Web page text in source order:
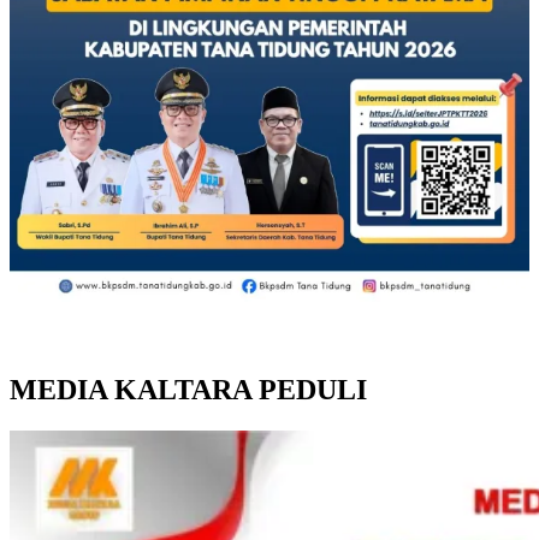
MEDIA KALTARA PEDULI